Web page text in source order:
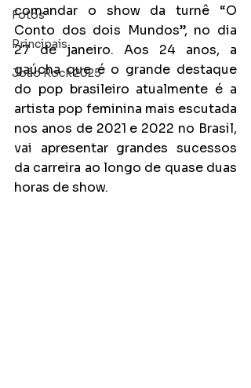
Fotos
Principais
João Rock 2025
comandar o show da turnê “O
Conto dos dois Mundos”, no dia
27 de janeiro. Aos 24 anos, a
gaúcha que é o grande destaque
do pop brasileiro atualmente é a
artista pop feminina mais escutada
nos anos de 2021 e 2022 no Brasil,
vai apresentar grandes sucessos
da carreira ao longo de quase duas
horas de show.